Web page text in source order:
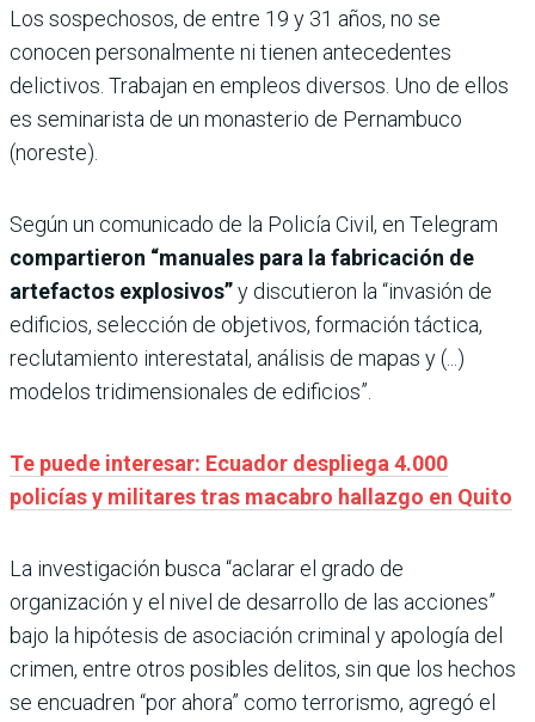
Los sospechosos, de entre 19 y 31 años, no se
conocen personalmente ni tienen antecedentes
delictivos. Trabajan en empleos diversos. Uno de ellos
es seminarista de un monasterio de Pernambuco
(noreste).
Según un comunicado de la Policía Civil, en Telegram
compartieron “manuales para la fabricación de
artefactos explosivos”y discutieron la “invasión de
edificios, selección de objetivos, formación táctica,
reclutamiento interestatal, análisis de mapas y (...)
modelos tridimensionales de edificios”.
Te puede interesar: Ecuador despliega 4.000
policías y militares tras macabro hallazgo en Quito
La investigación busca “aclarar el grado de
organización y el nivel de desarrollo de las acciones”
bajo la hipótesis de asociación criminal y apología del
crimen, entre otros posibles delitos, sin que los hechos
se encuadren “por ahora” como terrorismo, agregó el